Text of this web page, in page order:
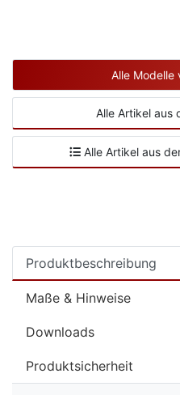
Alle Modelle
Alle Artikel aus
Alle Artikel aus
Produktbeschreibung
Maße & Hinweise
Downloads
Produktsicherheit